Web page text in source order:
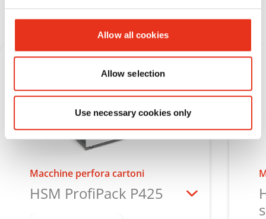
Allow all cookies
Allow selection
Use necessary cookies only
Macchine perfora cartoni
HSM ProfiPack P425